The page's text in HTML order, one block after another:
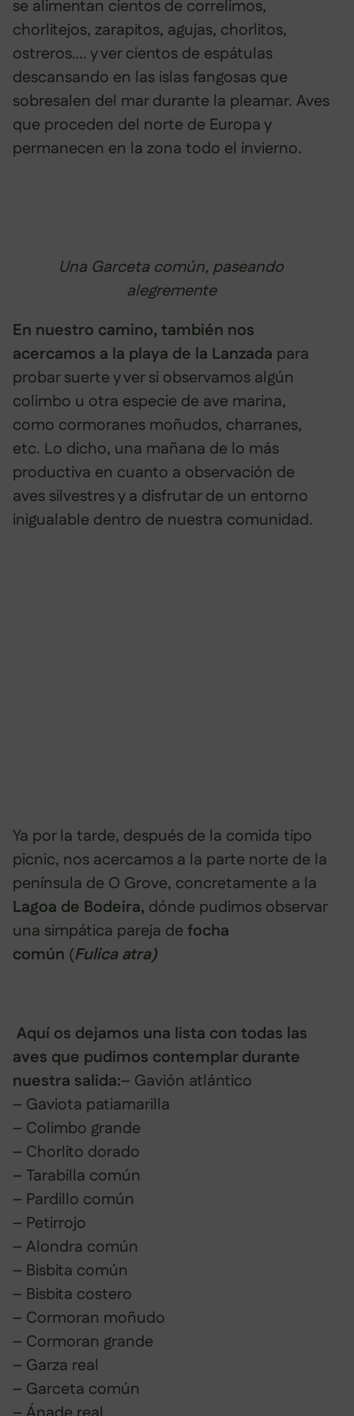
se alimentan cientos de correlimos,
chorlitejos, zarapitos, agujas, chorlitos,
ostreros…. y ver cientos de espátulas
descansando en las islas fangosas que
sobresalen del mar durante la pleamar. Aves
que proceden del norte de Europa y
permanecen en la zona todo el invierno.
Una Garceta común, paseando
alegremente
En nuestro camino, también nos
acercamos a la playa de la Lanzada para
probar suerte y ver si observamos algún
colimbo u otra especie de ave marina,
como cormoranes moñudos, charranes,
etc. Lo dicho, una mañana de lo más
productiva en cuanto a observación de
aves silvestres y a disfrutar de un entorno
inigualable dentro de nuestra comunidad.
Ya por la tarde, después de la comida tipo
picnic, nos acercamos a la parte norte de la
península de O Grove, concretamente a la
Lagoa de Bodeira, dónde pudimos observar
una simpática pareja de focha
común (Fulica atra)
Aquí os dejamos una lista con todas las
aves que pudimos contemplar durante
nuestra salida:– Gavión atlántico
– Gaviota patiamarilla
– Colimbo grande
– Chorlito dorado
– Tarabilla común
– Pardillo común
– Petirrojo
– Alondra común
– Bisbita común
– Bisbita costero
– Cormoran moñudo
– Cormoran grande
– Garza real
– Garceta común